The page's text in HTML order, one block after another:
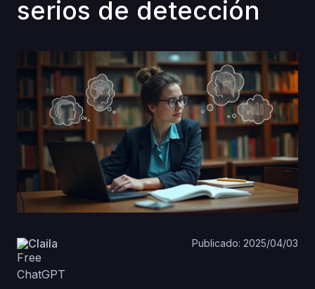
serios de detección
Claila Publicado: 2025/04/03